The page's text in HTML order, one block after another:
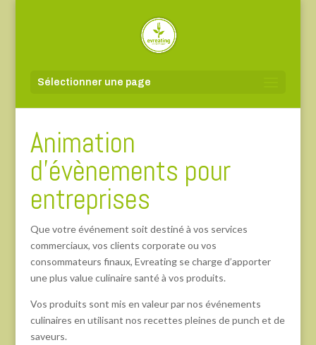
Sélectionner une page
Animation
d’évènements pour
entreprises
Que votre événement soit destiné à vos services
commerciaux, vos clients corporate ou vos
consommateurs finaux, Evreating se charge d’apporter
une plus value culinaire santé à vos produits.
Vos produits sont mis en valeur par nos événements
culinaires en utilisant nos recettes pleines de punch et de
saveurs.